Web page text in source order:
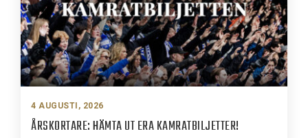
4 AUGUSTI, 2026
ÅRSKORTARE: HÄMTA UT ERA KAMRATBILJETTER!